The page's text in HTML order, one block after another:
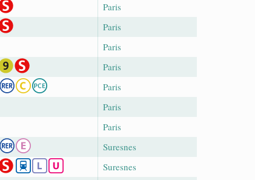
Paris
Paris
Paris
Paris
Paris
Paris
Paris
Suresnes
Suresnes